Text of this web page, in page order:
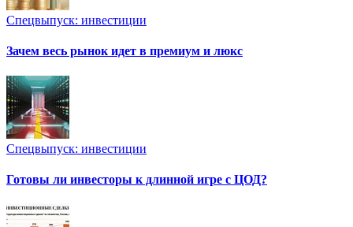
Спецвыпуск: инвестиции
Зачем весь рынок идет в премиум и люкс
Спецвыпуск: инвестиции
Готовы ли инвесторы к длинной игре с ЦОД?